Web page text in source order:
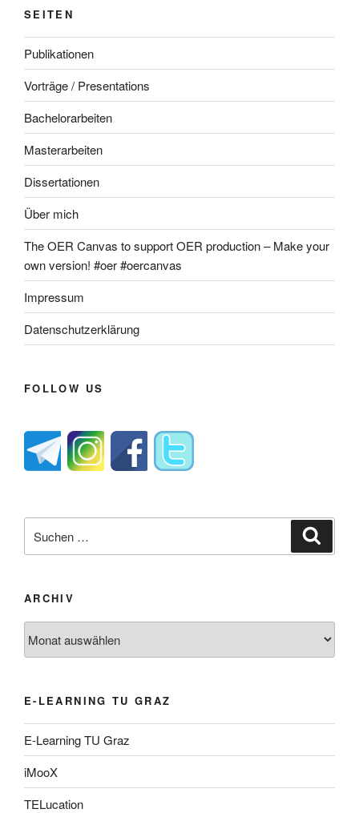
SEITEN
Publikationen
Vorträge / Presentations
Bachelorarbeiten
Masterarbeiten
Dissertationen
Über mich
The OER Canvas to support OER production – Make your
own version! #oer #oercanvas
Impressum
Datenschutzerklärung
FOLLOW US
nach:
ARCHIV
E-LEARNING TU GRAZ
E-Learning TU Graz
iMooX
TELucation